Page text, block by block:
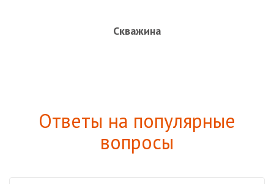
Скважина
Ответы на популярные
вопросы